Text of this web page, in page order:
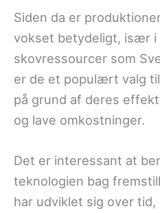
Siden da er
vokset betydeligt, især i
skovressourcer som
er de et populært valg
på grund af deres
og lave omkostninger.
Det er interessant at
teknologien bag
har udviklet sig over tid,